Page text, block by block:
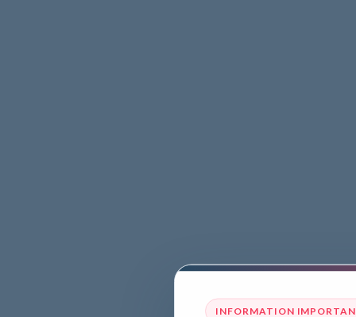
INFORMATION